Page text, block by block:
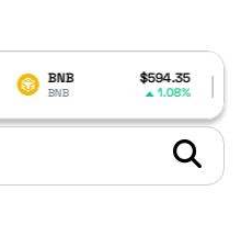
$594.35
1.08%
Cardano
ADA